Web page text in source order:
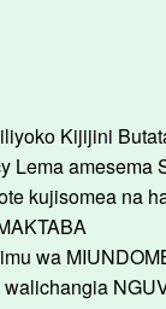
Kijijini
Lema amesema
kujisomea na
wa